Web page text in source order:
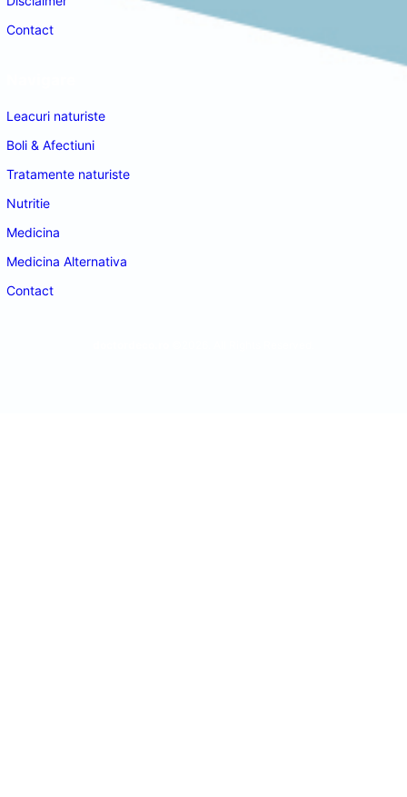
Contact
Leacuri naturiste
Boli & Afectiuni
Tratamente naturiste
Nutritie
Medicina
Medicina Alternativa
Contact